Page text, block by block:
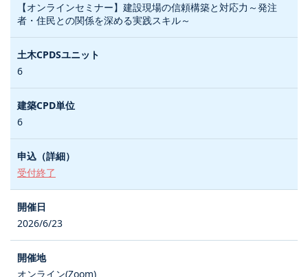
【オンラインセミナー】建設現場の信頼構築と対応力～発注
者・住民との関係を深める実践スキル～
6
6
受付終了
2026/6/23
オンライン(Zoom)